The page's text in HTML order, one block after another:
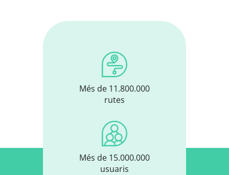
Més de 11.800.000
rutes
Més de 15.000.000
usuaris